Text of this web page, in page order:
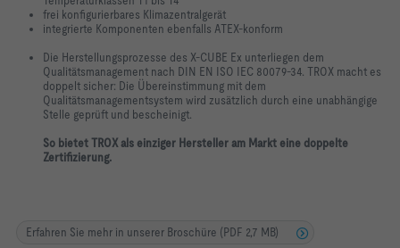
frei konfigurierbares Klimazentralgerät
integrierte Komponenten ebenfalls ATEX-konform
Die Herstellungsprozesse des X-CUBE Ex unterliegen dem
Qualitätsmanagement nach DIN EN ISO IEC 80079-34. TROX macht es
doppelt sicher: Die Übereinstimmung mit dem
Qualitätsmanagementsystem wird zusätzlich durch eine unabhängige
Stelle geprüft und bescheinigt.
So bietet TROX als einziger Hersteller am Markt eine doppelte
Zertifizierung.
Erfahren Sie mehr in unserer Broschüre (PDF 2,7 MB)